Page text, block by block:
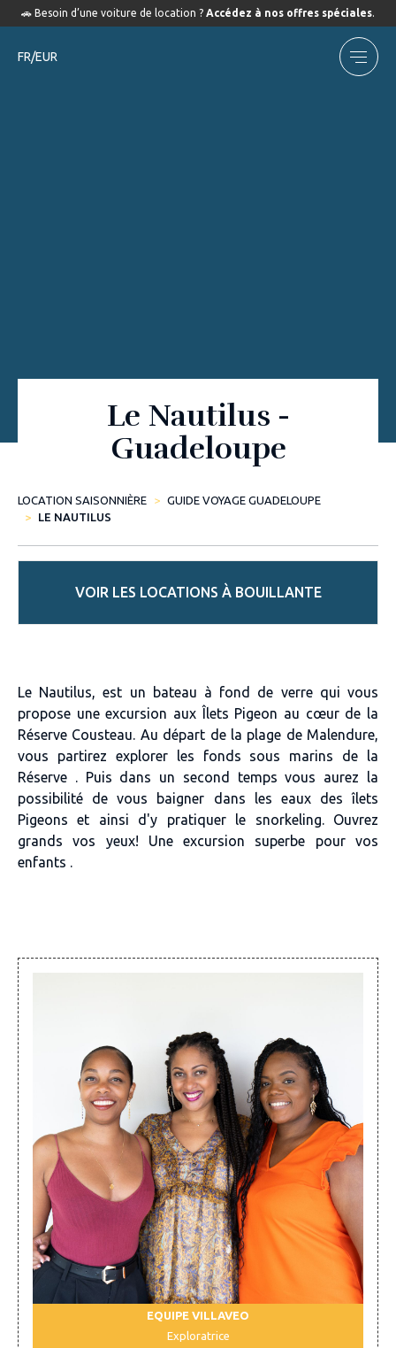
🚗 Besoin d’une voiture de location ? Accédez à nos offres spéciales.
FR/EUR
Le Nautilus -
Guadeloupe
LOCATION SAISONNIÈRE
GUIDE VOYAGE GUADELOUPE
LE NAUTILUS
VOIR LES LOCATIONS À BOUILLANTE
Le Nautilus, est un bateau à fond de verre qui vous
propose une excursion aux Îlets Pigeon au cœur de la
Réserve Cousteau. Au départ de la plage de Malendure,
vous partirez explorer les fonds sous marins de la
Réserve . Puis dans un second temps vous aurez la
possibilité de vous baigner dans les eaux des îlets
Pigeons et ainsi d'y pratiquer le snorkeling. Ouvrez
grands vos yeux! Une excursion superbe pour vos
enfants .
EQUIPE VILLAVEO
Exploratrice